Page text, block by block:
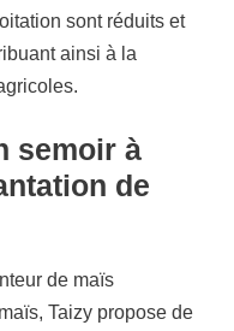
sont réduits et
ainsi à la
semoir à
de
de maïs
Taizy propose de